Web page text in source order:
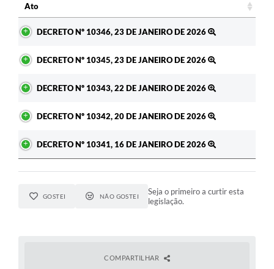
Ato
DECRETO Nº 10346, 23 DE JANEIRO DE 2026
DECRETO Nº 10345, 23 DE JANEIRO DE 2026
DECRETO Nº 10343, 22 DE JANEIRO DE 2026
DECRETO Nº 10342, 20 DE JANEIRO DE 2026
DECRETO Nº 10341, 16 DE JANEIRO DE 2026
GOSTEI NÃO GOSTEI
Seja o primeiro a curtir esta
legislação.
COMPARTILHAR